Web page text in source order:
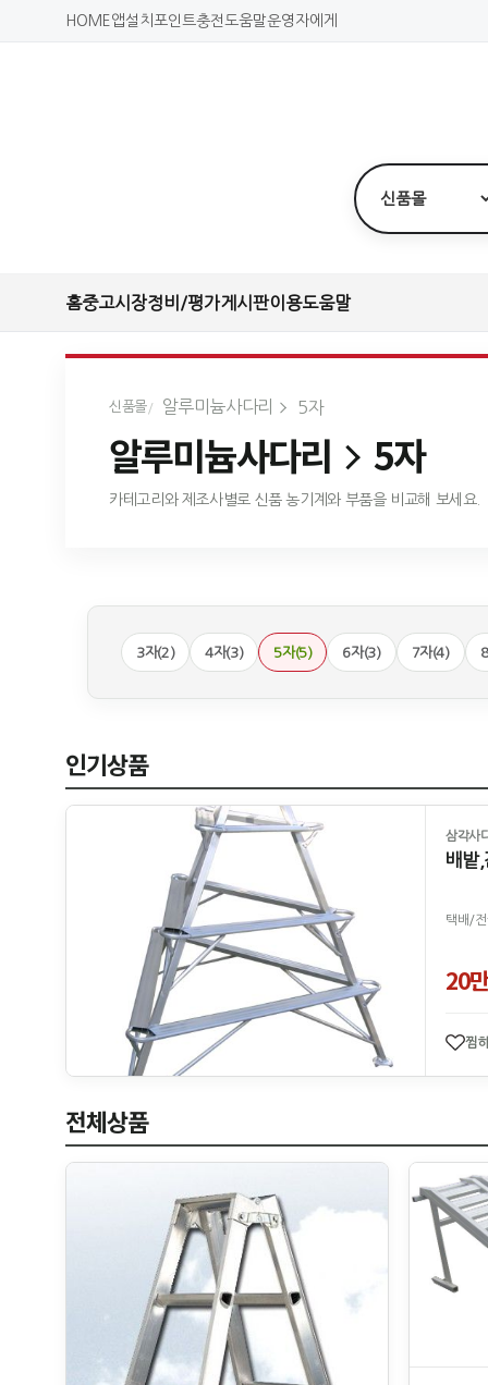
HOME 앱설치 포인트충전도움말운영자에게
홈중고시장정비/평가게시판이용도움말
신품몰 알루미늄사다리 5자
알루미늄사다리 5자
카테고리와 제조사별로 신품 농기계와 부품을 비교해 보세요.
3자(2) 4자(3) 5자(5) 6자(3) 7자(4)
인기상품
삼각사
배밭
택배/전
20
찜
전체상품